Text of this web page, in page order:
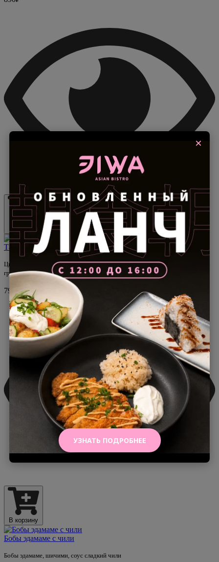
В корзину
Тайский цыпленок с йогуртом
Цыпленок, мука, вода, соль, соус тайский, ананас консервированный,
греческий йогурт, шнитт лук, кунжут, кранч посыпка
790₽
В корзину
Бобы эдамаме с чили
Бобы эдамаме, шичими, соус сладкий чили
×
УЗНАТЬ ПОДРОБНЕЕ